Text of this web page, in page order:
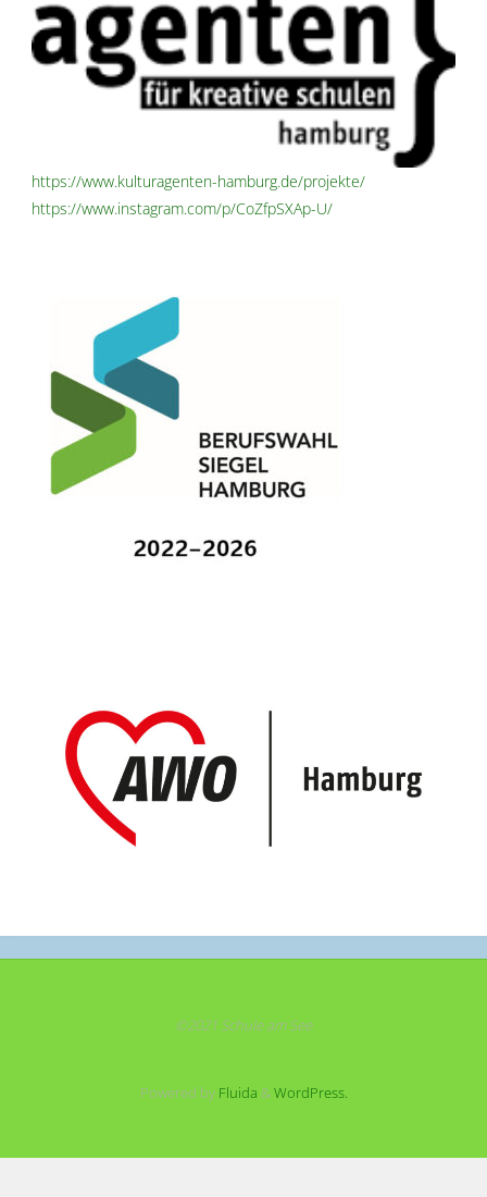
https://www.kulturagenten-hamburg.de/projekte/
https://www.instagram.com/p/CoZfpSXAp-U/
©2021 Schule am See
Powered byFluida &WordPress.